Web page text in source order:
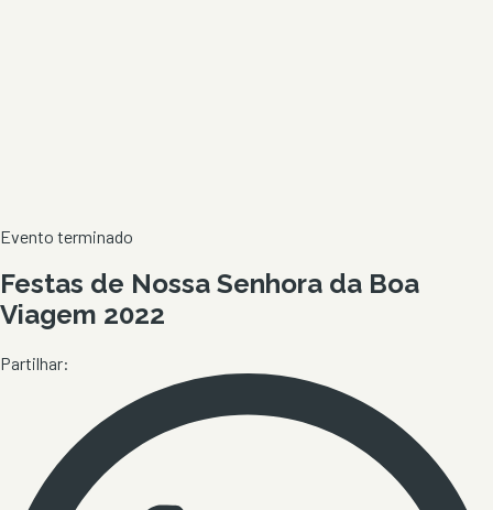
Evento terminado
Festas de Nossa Senhora da Boa
Viagem 2022
Partilhar: